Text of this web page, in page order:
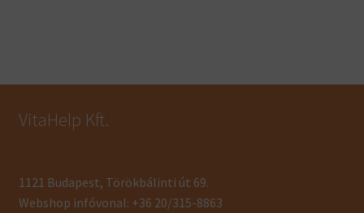
VitaHelp Kft.
1121 Budapest, Törökbálinti út 69.
Webshop infóvonal: +36 20/315-8863